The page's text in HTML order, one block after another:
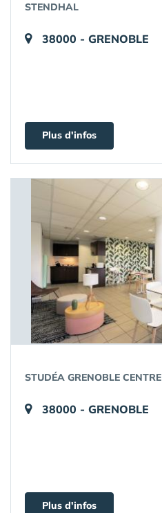
STENDHAL
38000 - GRENOBLE
Plus d'infos
STUDÉA GRENOBLE CENTRE
38000 - GRENOBLE
Plus d'infos